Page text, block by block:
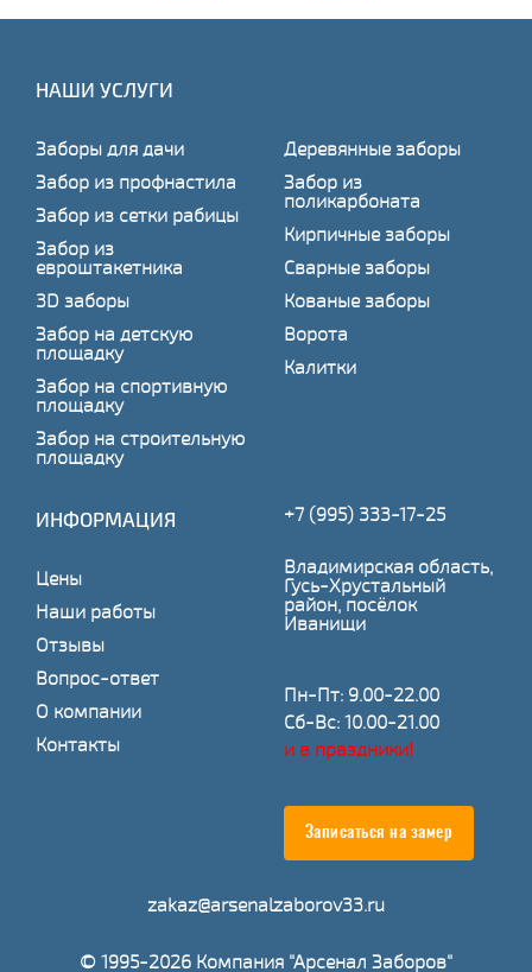
НАШИ УСЛУГИ
Заборы для дачи
Забор из профнастила
Забор из сетки рабицы
Забор из
евроштакетника
3D заборы
Забор на детскую
площадку
Забор на спортивную
площадку
Забор на строительную
площадку
Деревянные заборы
Забор из
поликарбоната
Кирпичные заборы
Сварные заборы
Кованые заборы
Ворота
Калитки
ИНФОРМАЦИЯ
Цены
Наши работы
Отзывы
Вопрос-ответ
О компании
Контакты
+7 (995) 333-17-25
Владимирская область,
Гусь-Хрустальный
район, посёлок
Иванищи
Пн-Пт: 9.00-22.00
Сб-Вс: 10.00-21.00
и в праздники!
Записаться на замер
zakaz@arsenalzaborov33.ru
© 1995-2026 Компания "Арсенал Заборов"